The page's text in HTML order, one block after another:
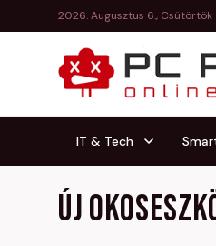
2026. Augusztus 6., Csütörtök
IT & Tech
Új